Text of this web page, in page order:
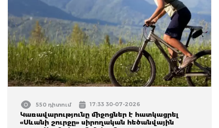
550 դիտում 17:33 30-07-2026
Կառավարությունը միջոցներ է հատկացրել
«Սևանի շուրջը» սիրողական հեծանվային